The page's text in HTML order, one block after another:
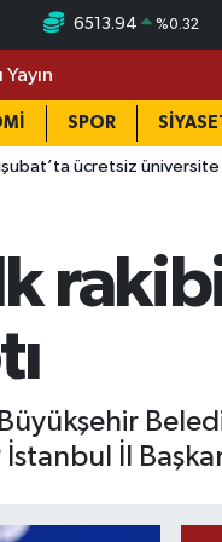
6513.94 %0.32
Yayın
SPOR
üniversite kursunda
İl